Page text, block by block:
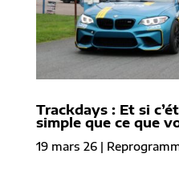
Trackdays : Et si
simple que ce que
19 mars 26|